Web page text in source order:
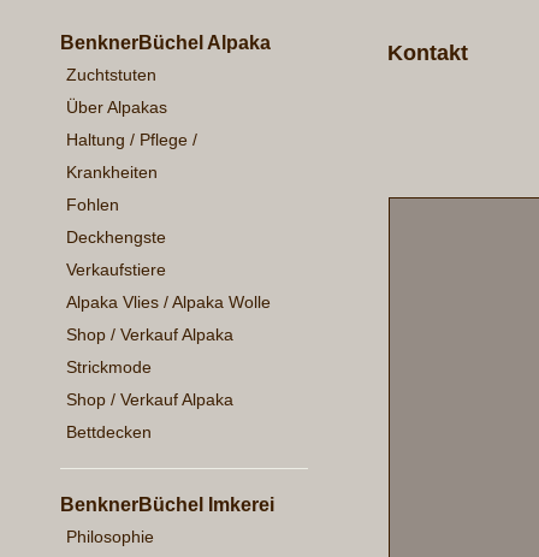
BenknerBüchel Alpaka
Zuchtstuten
Über Alpakas
Haltung / Pflege /
Krankheiten
Fohlen
Deckhengste
Verkaufstiere
Alpaka Vlies / Alpaka Wolle
Shop / Verkauf Alpaka
Strickmode
Shop / Verkauf Alpaka
Bettdecken
BenknerBüchel Imkerei
Philosophie
Kontakt